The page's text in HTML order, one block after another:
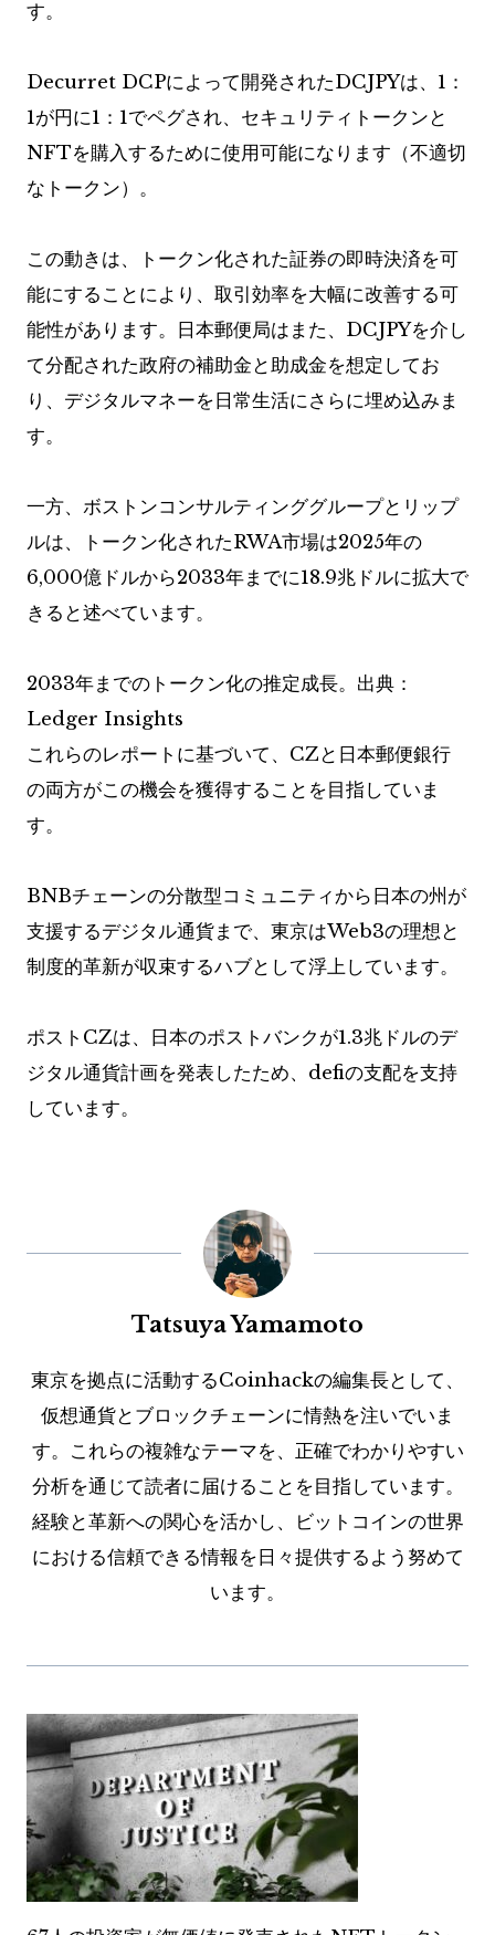
す。
Decurret DCPによって開発されたDCJPYは、1：
1が円に1：1でペグされ、セキュリティトークンと
NFTを購入するために使用可能になります（不適切
なトークン）。
この動きは、トークン化された証券の即時決済を可
能にすることにより、取引効率を大幅に改善する可
能性があります。日本郵便局はまた、DCJPYを介し
て分配された政府の補助金と助成金を想定してお
り、デジタルマネーを日常生活にさらに埋め込みま
す。
一方、ボストンコンサルティンググループとリップ
ルは、トークン化されたRWA市場は2025年の
6,000億ドルから2033年までに18.9兆ドルに拡大で
きると述べています。
2033年までのトークン化の推定成長。出典：
Ledger Insights
これらのレポートに基づいて、CZと日本郵便銀行
の両方がこの機会を獲得することを目指していま
す。
BNBチェーンの分散型コミュニティから日本の州が
支援するデジタル通貨まで、東京はWeb3の理想と
制度的革新が収束するハブとして浮上しています。
ポストCZは、日本のポストバンクが1.3兆ドルのデ
ジタル通貨計画を発表したため、defiの支配を支持
しています。
Tatsuya Yamamoto
東京を拠点に活動するCoinhackの編集長として、
仮想通貨とブロックチェーンに情熱を注いでいま
す。これらの複雑なテーマを、正確でわかりやすい
分析を通じて読者に届けることを目指しています。
経験と革新への関心を活かし、ビットコインの世界
における信頼できる情報を日々提供するよう努めて
います。